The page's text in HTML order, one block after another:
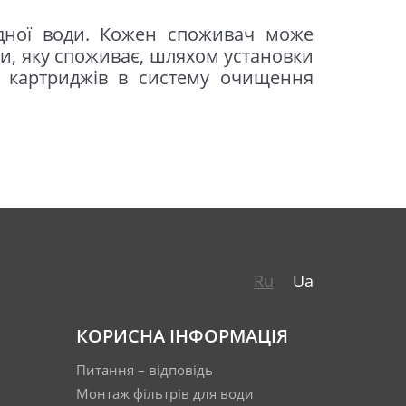
були встановлені;
вручну, не докладаючи надмірних
Ru Ua
КОРИСНА ІНФОРМАЦІЯ
Питання – відповідь
Монтаж фільтрів для води